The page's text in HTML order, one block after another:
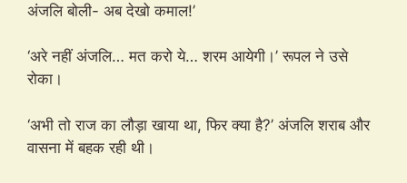
अंजलि बोली- अब देखो कमाल!’
‘अरे नहीं अंजलि… मत करो ये… शरम आयेगी।’ रूपल ने उसे
रोका।
‘अभी तो राज का लौड़ा खाया था, फिर क्या है?’ अंजलि शराब और
वासना में बहक रही थी।